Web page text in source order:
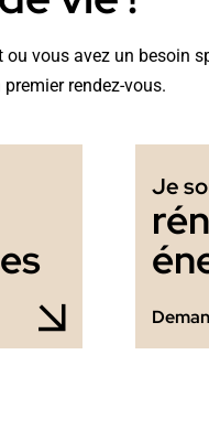
vous avez un besoin
rendez-vous.
Je